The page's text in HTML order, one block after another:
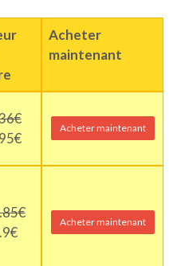
Acheter
maintenant
Acheter maintenant
Acheter maintenant